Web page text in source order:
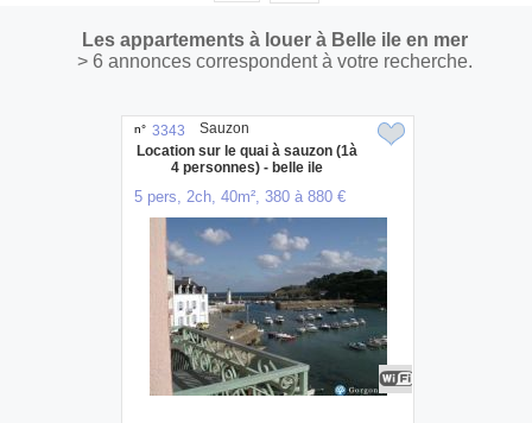
Les appartements à louer à Belle ile en mer
> 6 annonces correspondent à votre recherche.
n° 3343
Location sur le quai à sauzon (1à
4 personnes) - belle ile
5 pers, 2ch, 40m², 380 à 880 €
Sauzon